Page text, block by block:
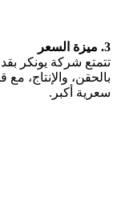
3. ميزة السعر
تتمتع شركة يونكر
بالحقن، والإنتاج،
سعرية أكبر.